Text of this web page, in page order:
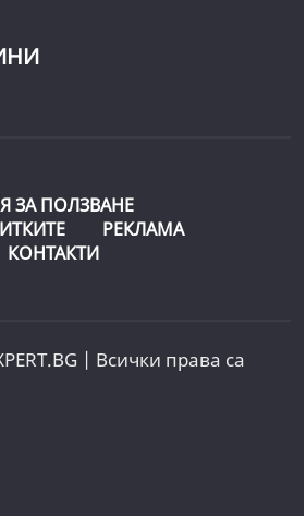
ЗА ПОЛЗВАНЕ
РЕКЛАМА
КОНТАКТИ
| Всички права са